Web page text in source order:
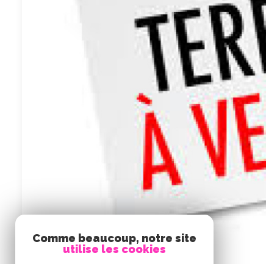
Comme beaucoup, notre site
utilise les cookies